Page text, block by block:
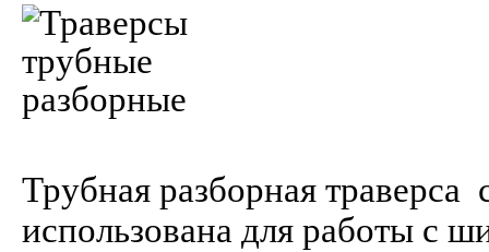
Трубная разборная
использована для работы с